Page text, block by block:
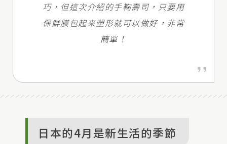
巧，但這次介紹的手鞠壽司，只要用
保鮮膜包起來塑形就可以做好，非常
簡單！
日本的4月是新生活的季節